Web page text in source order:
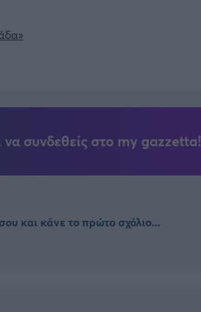
να συνδεθείς στο my gazzetta!
και κάνε το πρώτο σχόλιο...